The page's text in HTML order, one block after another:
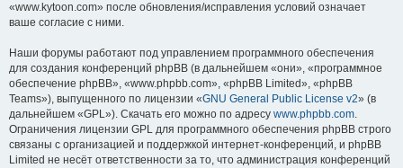
«www.kytoon.com» после обновления/исправления условий означает
ваше согласие с ними.
Наши форумы работают под управлением программного обеспечения
для создания конференций phpBB (в дальнейшем «они», «программное
обеспечение phpBB», «www.phpbb.com», «phpBB Limited», «phpBB
Teams»), выпущенного по лицензии «GNU General Public License v2» (в
дальнейшем «GPL»). Скачать его можно по адресу www.phpbb.com.
Ограничения лицензии GPL для программного обеспечения phpBB строго
связаны с организацией и поддержкой интернет-конференций, и phpBB
Limited не несёт ответственности за то, что администрация конференций